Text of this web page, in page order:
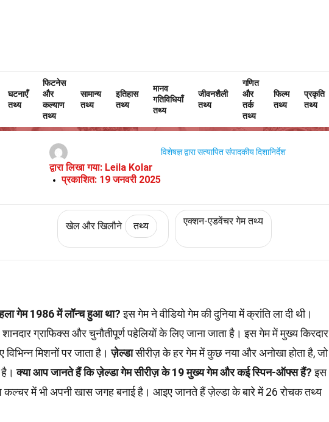
घटनाएँ
तथ्य
फिटनेस
और
कल्याण
तथ्य
सामान्य
तथ्य
इतिहास
तथ्य
मानव
गतिविधियाँ
तथ्य
जीवनशैली
तथ्य
गणित
और
तर्क
तथ्य
फिल्म
तथ्य
प्रकृति
तथ्य
खेल और खिलौनेतथ्य
ज़ेल्डा के बारे में 26 तथ्य
द्वारा लिखा गया: Leila Kolar
प्रकाशित: 19 जनवरी 2025
विशेषज्ञ द्वारा सत्यापितसंपादकीय दिशानिर्देश
खेल और खिलौने तथ्य एक्शन-एडवेंचर गेम तथ्य
गेम 1986 में लॉन्च हुआ था?इस गेम ने वीडियो गेम की दुनिया में क्रांति ला दी थी।
ग्राफिक्स और चुनौतीपूर्ण पहेलियों के लिए जाना जाता है। इस गेम में मुख्य किरदार
मिशनों पर जाता है।ज़ेल्डासीरीज़ के हर गेम में कुछ नया और अनोखा होता है, जो
है।क्या आप जानते हैं कि ज़ेल्डा गेम सीरीज़ के 19 मुख्य गेम और कई स्पिन-ऑफ्स हैं?इस
कल्चर में भी अपनी खास जगह बनाई है। आइए जानते हैं ज़ेल्डा के बारे में 26 रोचक तथ्य